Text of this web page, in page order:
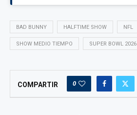
BAD BUNNY HALFTIME SHOW NFL
SHOW MEDIO TIEMPO SUPER BOWL 2026
COMPARTIR 0